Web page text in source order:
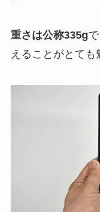
重さは公称335g
えることがとても